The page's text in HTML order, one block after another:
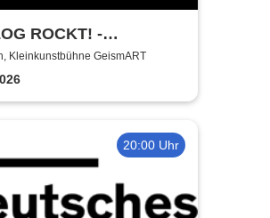
ROCKT! -
GeismART
on KulTour
Kleinkunstbühne GeismART
20:00 Uhr